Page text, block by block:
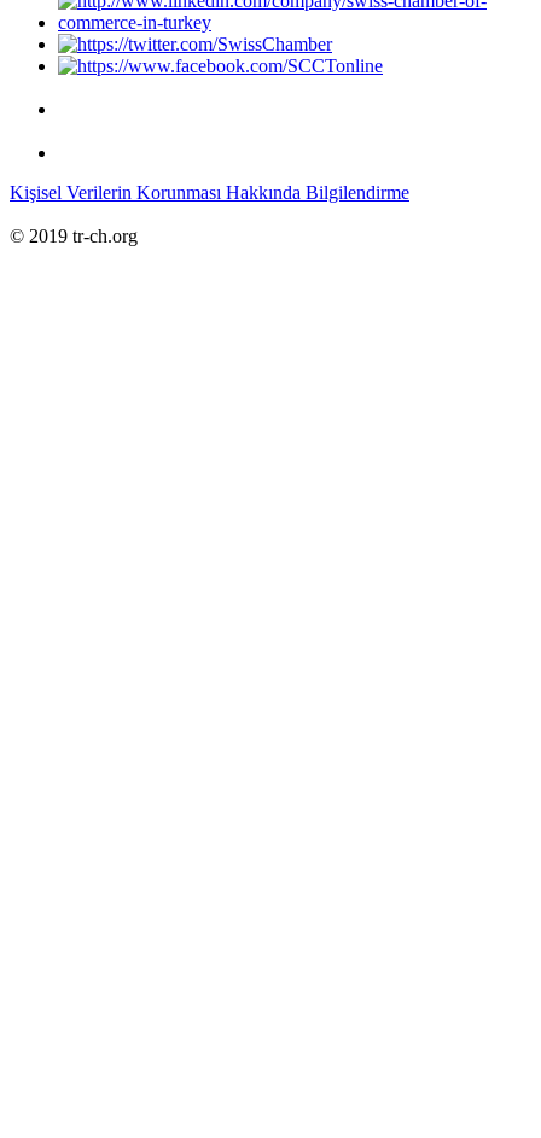
Kişisel Verilerin Korunması Hakkında Bilgilendirme
© 2019 tr-ch.org